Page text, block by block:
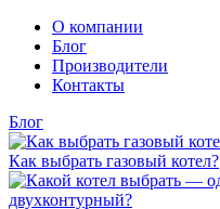
О компании
Блог
Производители
Контакты
Блог
Как выбрать газовый котел?